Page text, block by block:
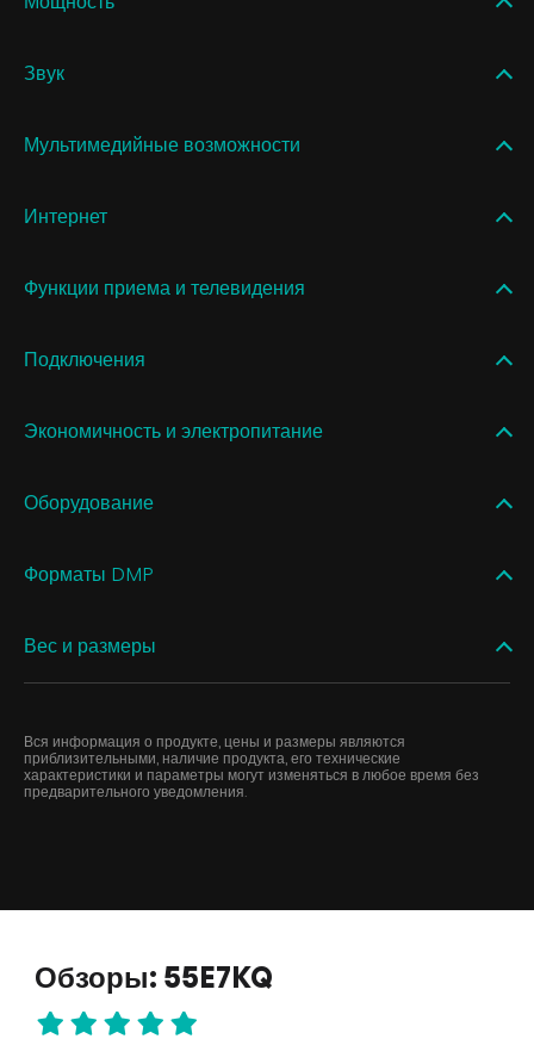
Звук
Мультимедийные возможности
Интернет
Функции приема и телевидения
Подключения
Экономичность и электропитание
Оборудование
Форматы DMP
Вес и размеры
Вся информация о продукте, цены и размеры являются
приблизительными, наличие продукта, его технические
характеристики и параметры могут изменяться в любое время без
предварительного уведомления.
Обзоры: 55E7KQ